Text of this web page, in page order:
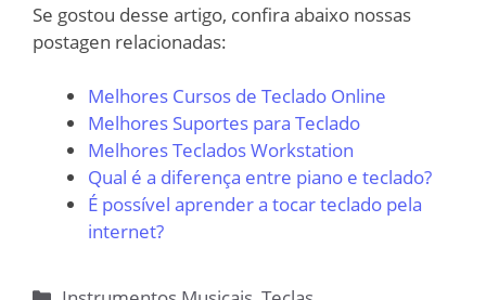
Se gostou desse artigo, confira abaixo nossas
postagen relacionadas:
Melhores Cursos de Teclado Online
Melhores Suportes para Teclado
Melhores Teclados Workstation
Qual é a diferença entre piano e teclado?
É possível aprender a tocar teclado pela
internet?
Categorias